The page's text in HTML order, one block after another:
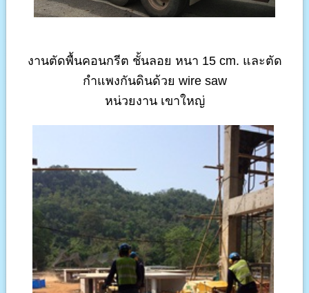
งานตัดพื้นคอนกรีต ชั้นลอย หนา 15 cm. และตัด
กำแพงกันดินด้วย wire saw
หน่วยงาน เขาใหญ่